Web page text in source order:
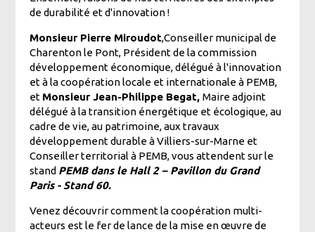
de durabilité et d'innovation !
Monsieur Pierre Miroudot,Conseiller municipal de
Charenton le Pont, Président de la commission
développement économique, délégué à l'innovation
et à la coopération locale et internationale à PEMB,
et Monsieur Jean-Philippe Begat,Maire adjoint
délégué à la transition énergétique et écologique, au
cadre de vie, au patrimoine, aux travaux
développement durable à Villiers-sur-Marne et
Conseiller territorial à PEMB, vous attendent sur le
stand PEMB dans le Hall 2 – Pavillon du Grand
Paris - Stand 60.
Venez découvrir comment la coopération multi-
acteurs est le fer de lance de la mise en œuvre de